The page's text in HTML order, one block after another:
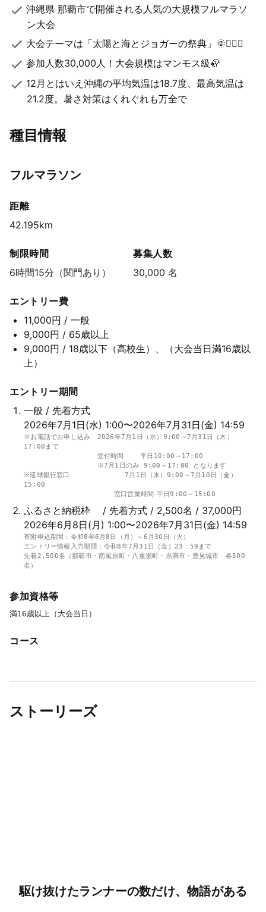
沖縄県 那覇市で開催される人気の大規模フルマラソ
ン大会
大会テーマは「太陽と海とジョガーの祭典」🌞🏃🏻‍♀️
参加人数30,000人！大会規模はマンモス級🦣
12月とはいえ沖縄の平均気温は18.7度、最高気温は
21.2度。暑さ対策はくれぐれも万全で
種目情報
フルマラソン
距離
42.195km
制限時間
6時間15分（関門あり）
募集人数
30,000 名
エントリー費
11,000円 / 一般
9,000円 / 65歳以上
9,000円 / 18歳以下（高校生）、（大会当日満16歳以
上）
エントリー期間
一般 / 先着方式
2026年7月1日(水) 1:00〜2026年7月31日(金) 14:59
※お電話でお申し込み　2026年7月1日（水）9:00～7月31日（木）
17:00まで
受付時間	平日10:00～17:00
※7月1日のみ 9:00～17:00 となります
※琉球銀行窓口　	        7月1日（水）9:00～7月10日（金）
15:00
窓口営業時間	平日9:00～15:00
ふるさと納税枠 / 先着方式 / 2,500名 / 37,000円
2026年6月8日(月) 1:00〜2026年7月31日(金) 14:59
寄附申込期間：令和8年6月8日（月）～6月30日（火）
エントリー情報入力期限：令和8年7月31日（金）23：59まで
先着2,500名（那覇市・南風原町・八重瀬町・糸満市・豊見城市　各500
名）
参加資格等
満16歳以上（大会当日）
コース
ストーリーズ
駆け抜けたランナーの数だけ、物語がある